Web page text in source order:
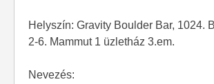
Helyszín: Gravity Boulder Bar, 1024.
2-6. Mammut 1 üzletház 3.em.
Nevezés: